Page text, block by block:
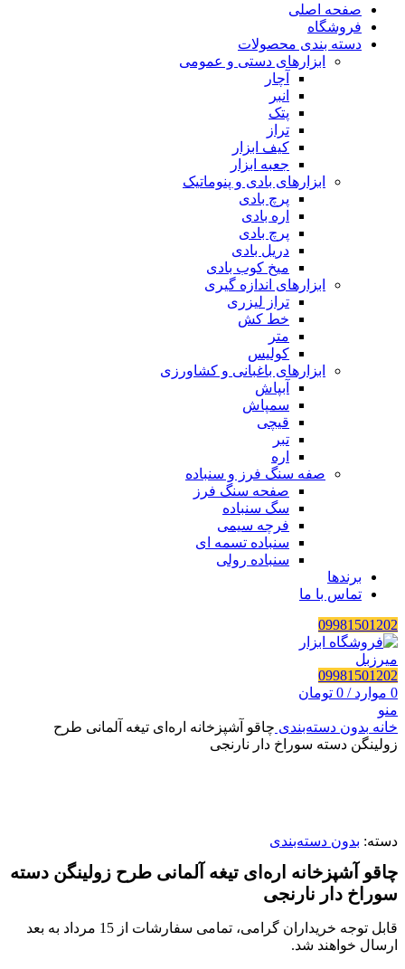
صفحه اصلی
فروشگاه
دسته بندی محصولات
ابزارهای دستی و عمومی
آچار
انبر
پتک
تراز
کیف ابزار
جعبه ابزار
ابزارهای بادی و پنوماتیک
پرچ بادی
اره بادی
پرچ بادی
دریل بادی
میخ کوب بادی
ابزارهای اندازه گیری
تراز لیزری
خط کش
متر
کولیس
ابزارهای باغبانی و کشاورزی
آبپاش
سمپاش
قیچی
تبر
اره
صفه سنگ فرز و سنباده
صفحه سنگ فرز
سگ سنباده
فرچه سیمی
سنباده تسمه ای
سنباده رولی
برندها
تماس با ما
09981501202
09981501202
0 موارد /
0 تومان
منو
خانه بدون دسته‌بندی چاقو آشپزخانه اره‌ای تیغه آلمانی طرح
زولینگن دسته سوراخ دار نارنجی
دسته: بدون دسته‌بندی
چاقو آشپزخانه اره‌ای تیغه آلمانی طرح زولینگن دسته
سوراخ دار نارنجی
قابل توجه خریداران گرامی، تمامی سفارشات از 15 مرداد به بعد
ارسال خواهند شد.